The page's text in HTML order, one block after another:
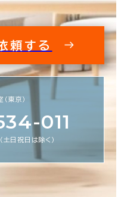
頼する
東京）
011
日祝日は除く）